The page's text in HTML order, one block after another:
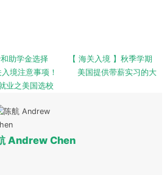
助学金选择
【 海关入境 】秋季学期
境注意事项！
美国提供带薪实习的大
业之美国选校
Andrew Chen